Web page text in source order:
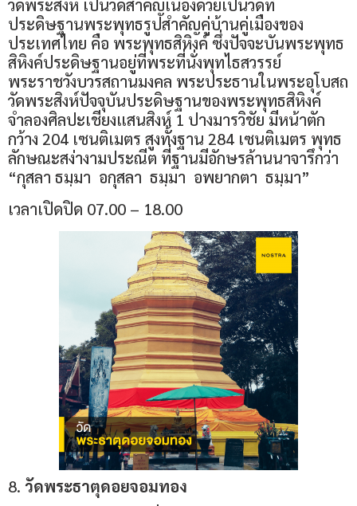
วัดพระสิงห์ เป็นวัดสำคัญเนื่องด้วยเป็นวัดที่
ประดิษฐานพระพุทธรูปสำคัญคู่บ้านคู่เมืองของ
ประเทศไทย คือ พระพุทธสิหิงค์ ซึ่งปัจจะบันพระพุทธ
สิหิงค์ประดิษฐานอยู่ที่พระที่นั่งพุทไธสวรรย์
พระราชวังบวรสถานมงคล พระประธานในพระอุโบสถ
วัดพระสิงห์ปัจจุบันประดิษฐานของพระพุทธสิหิงค์
จำลองศิลปะเชียงแสนสิงห์ 1 ปางมารวิชัย มีหน้าตัก
กว้าง 204 เซนติเมตร สูงทั้งฐาน 284 เซนติเมตร พุทธ
ลักษณะสง่างามประณีต ที่ฐานมีอักษรล้านนาจารึกว่า
“กุสลา ธมฺมา อกุสลา ธมฺมา อพยากตา ธมฺมา”
เวลาเปิดปิด 07.00 – 18.00
8. วัดพระธาตุดอยจอมทอง